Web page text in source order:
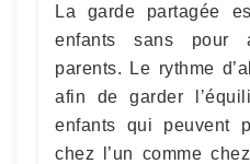
La garde partagée
enfants sans pour
parents. Le rythme
afin de garder
enfants qui peuvent
chez l’un comme